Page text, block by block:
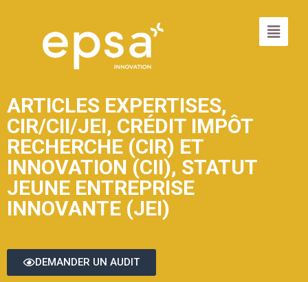
ARTICLES EXPERTISES,
CIR/CII/JEI, CRÉDIT IMPÔT
RECHERCHE (CIR) ET
INNOVATION (CII), STATUT
JEUNE ENTREPRISE
INNOVANTE (JEI)
DEMANDER UN AUDIT